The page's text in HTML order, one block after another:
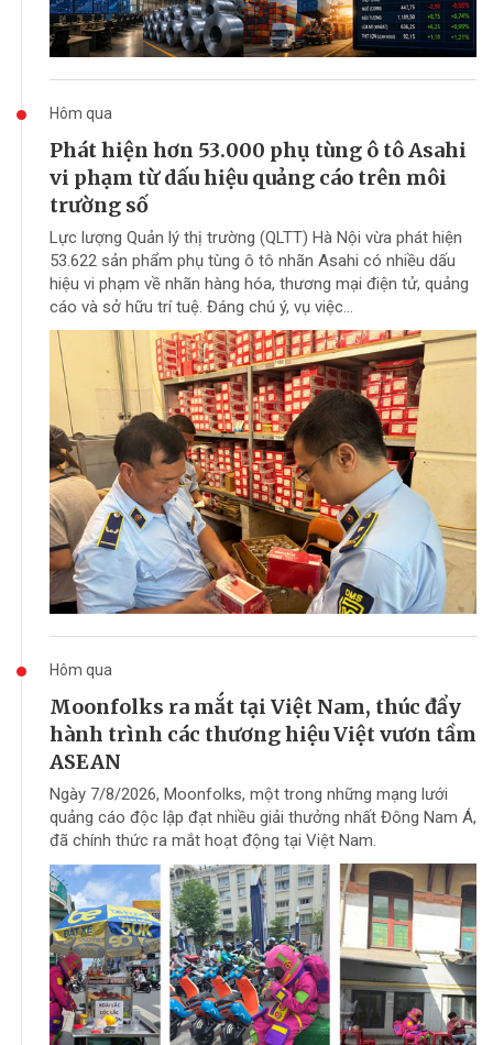
Hôm qua
Phát hiện hơn 53.000 phụ tùng ô tô Asahi
vi phạm từ dấu hiệu quảng cáo trên môi
trường số
Lực lượng Quản lý thị trường (QLTT) Hà Nội vừa phát hiện
53.622 sản phẩm phụ tùng ô tô nhãn Asahi có nhiều dấu
hiệu vi phạm về nhãn hàng hóa, thương mại điện tử, quảng
cáo và sở hữu trí tuệ. Đáng chú ý, vụ việc...
Hôm qua
Moonfolks ra mắt tại Việt Nam, thúc đẩy
hành trình các thương hiệu Việt vươn tầm
ASEAN
Ngày 7/8/2026, Moonfolks, một trong những mạng lưới
quảng cáo độc lập đạt nhiều giải thưởng nhất Đông Nam Á,
đã chính thức ra mắt hoạt động tại Việt Nam.